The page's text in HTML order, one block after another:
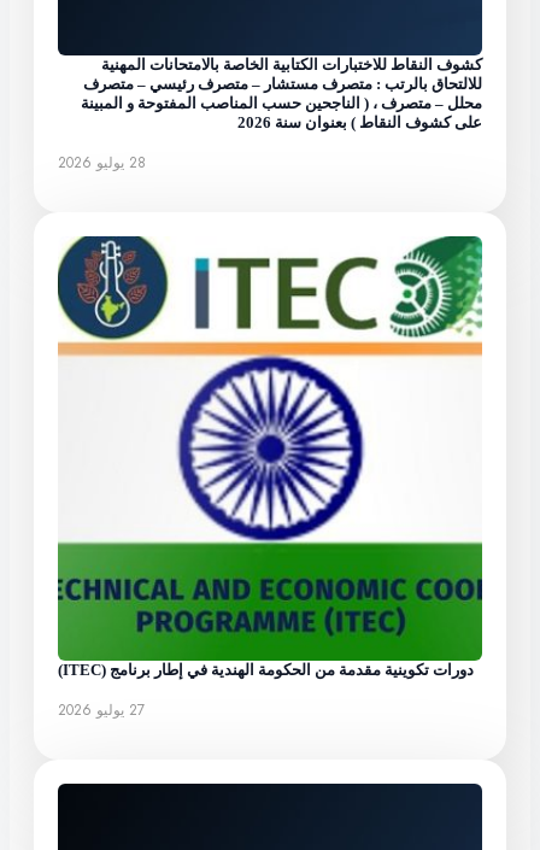
كشوف النقاط للاختبارات الكتابية الخاصة بالامتحانات المهنية
للالتحاق بالرتب : متصرف مستشار – متصرف رئيسي – متصرف
محلل – متصرف ، ( الناجحين حسب المناصب المفتوحة و المبينة
على كشوف النقاط ) بعنوان سنة 2026
28 يوليو 2026
دورات تكوينية مقدمة من الحكومة الهندية في إطار برنامج (ITEC)
27 يوليو 2026